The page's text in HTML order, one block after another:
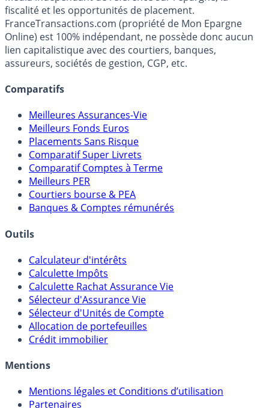
Premier guide épargne de France, en ligne depuis 2001.
Média indépendant de référence sur l'épargne, la
fiscalité et les opportunités de placement.
FranceTransactions.com (propriété de Mon Epargne
Online) est 100% indépendant, ne possède donc aucun
assureurs, sociétés de gestion, CGP, etc.
Comparatifs
Meilleures Assurances-Vie
Meilleurs Fonds Euros
Placements Sans Risque
Comparatif Super Livrets
Comparatif Comptes à Terme
Meilleurs PER
Banques & Comptes rémunérés
Outils
Calculateur d'intérêts
Calculette Impôts
Calculette Rachat Assurance Vie
Sélecteur d'Assurance Vie
Sélecteur d'Unités de Compte
Crédit immobilier
Mentions